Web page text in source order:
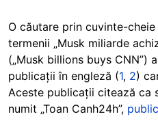
O căutare prin cuvinte-
termenii „Musk miliarde
(„Musk billions buys CNN”)
publicații în engleză (1, 2)
Aceste publicații citează ca
numit „Toan Canh24h”,